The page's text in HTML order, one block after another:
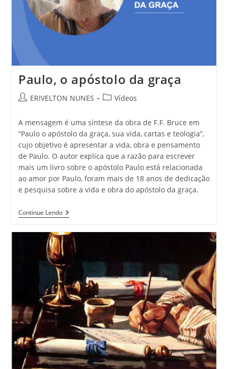
Paulo, o apóstolo da graça
ERIVELTON NUNES Vídeos
A mensagem é uma síntese da obra de F.F. Bruce em
“Paulo o apóstolo da graça, sua vida, cartas e teologia”,
cujo objetivo é apresentar a vida, obra e pensamento
de Paulo. O autor explica que a razão para escrever
mais um livro sobre o apóstolo Paulo está relacionada
ao amor por Paulo, foram mais de 18 anos de dedicação
e pesquisa sobre a vida e obra do apóstolo da graça.
Continue Lendo